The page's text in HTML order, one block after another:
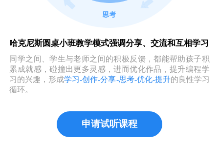
哈克尼斯圆桌小班教学模式强调分享、交流和互相学习
同学之间、学生与老师之间的积极反馈，都能帮助孩子积
累成就感，碰撞出更多灵感，进而优化作品，提升编程学
习的兴趣，形成学习-创作-分享-思考-优化-提升的良性学习
循环。
申请试听课程